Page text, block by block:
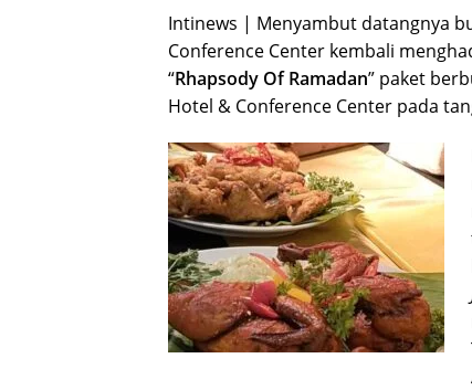
Intinews | Menyambut datangnya
Conference Center kembali
“Rhapsody Of Ramadan” paket
Hotel & Conference Center pada